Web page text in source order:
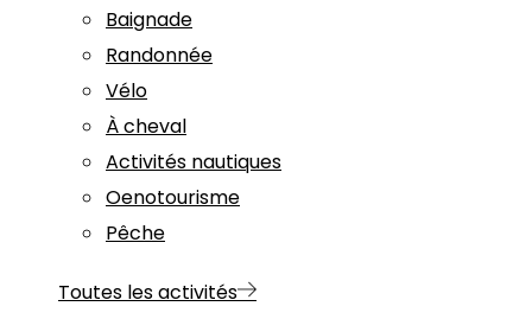
Baignade
Randonnée
Vélo
À cheval
Activités nautiques
Oenotourisme
Pêche
Toutes les activités